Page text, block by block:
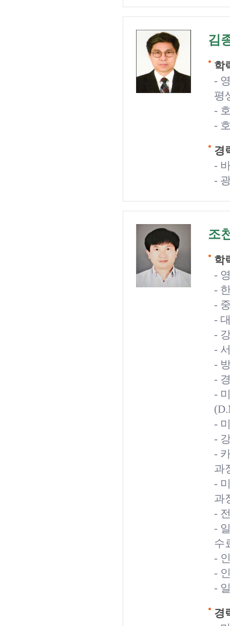
김
학
-
평
-
-
경
-
-
조
학
-
-
-
-
-
-
-
-
-
-
-
-
과
-
과
-
-
수
-
-
-
경